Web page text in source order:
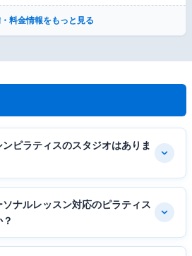
料金情報をもっと見る
ピラティスのスタジオはありま
ナルレッスン対応のピラティス